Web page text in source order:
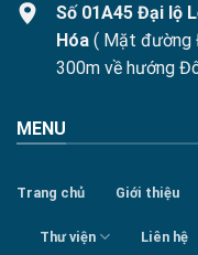
Số 01A45 Đại lộ
Hóa ( Mặt đường
300m về hướng
MENU
Trang chủ Giới thiệu
Thư viện Liên hệ